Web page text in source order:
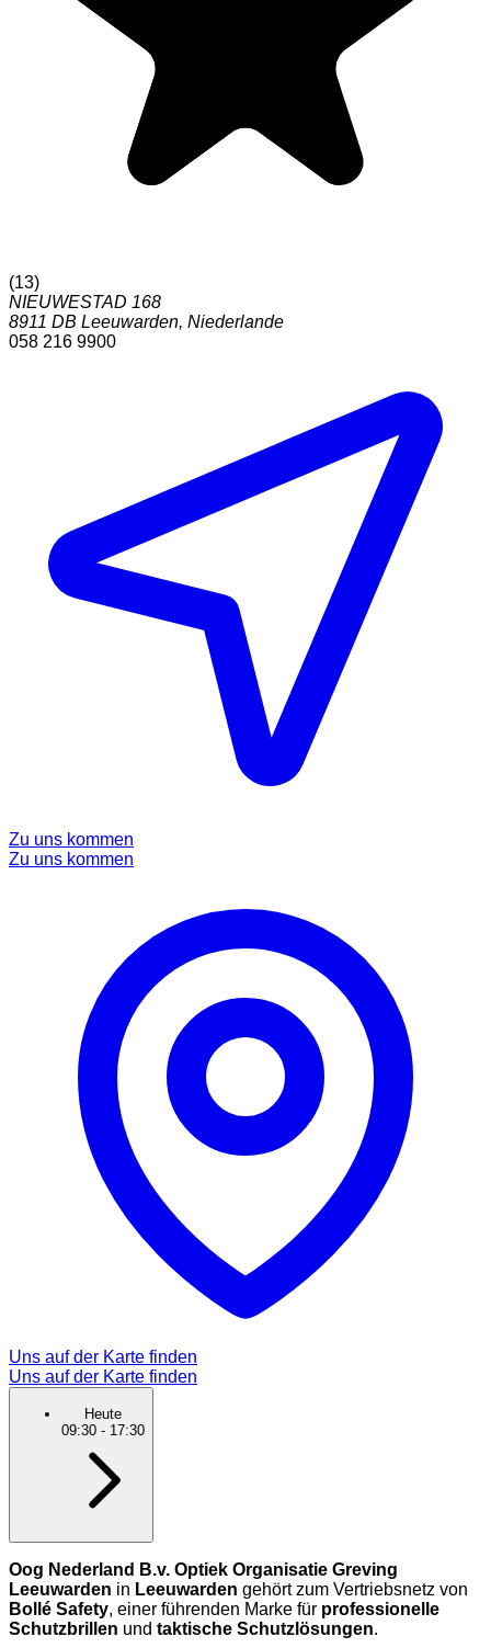
(13)
NIEUWESTAD 168
8911 DB Leeuwarden, Niederlande
058 216 9900
Zu uns kommen
Zu uns kommen
Uns auf der Karte finden
Uns auf der Karte finden
Heute
09:30 - 17:30
Oog Nederland B.v. Optiek Organisatie Greving
Leeuwarden in Leeuwarden gehört zum Vertriebsnetz von
Bollé Safety, einer führenden Marke für professionelle
Schutzbrillen und taktische Schutzlösungen.